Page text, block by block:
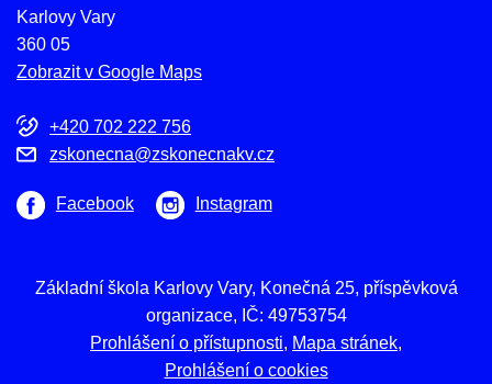
Karlovy Vary
360 05
Zobrazit v Google Maps
+420 702 222 756
zskonecna@zskonecnakv.cz
Facebook Instagram
Základní škola Karlovy Vary, Konečná 25, příspěvková
organizace, IČ: 49753754
Prohlášení o přístupnosti
Mapa stránek
Prohlášení o cookies